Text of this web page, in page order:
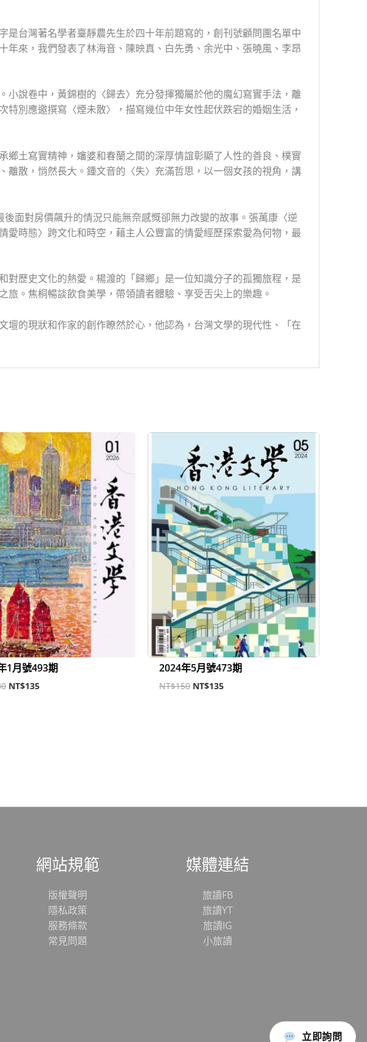
立即詢問
台灣著名學者臺靜農先生於四十年前題寫的，創刊號顧問團名單中
來，我們發表了林海音、陳映真、白先勇、余光中、張曉風、李昂
說卷中，黃錦樹的〈歸去〉充分發揮獨屬於他的魔幻寫實手法，離
別應邀撰寫〈煙未散〉，描寫幾位中年女性起伏跌宕的婚姻生活，
土寫實精神，嬸婆和春蘭之間的深厚情誼彰顯了人性的善良、樸實
散，悄然長大。鍾文音的〈失〉充滿哲思，以一個女孩的視角，講
面對房價飆升的情況只能無奈感慨卻無力改變的故事。張萬康〈逆
時態〉跨文化和時空，藉主人公豐富的情愛經歷探索愛為何物，最
歷史文化的熱愛。楊渡的「歸鄉」是一位知識分子的孤獨旅程，是
。焦桐暢談飲食美學，帶領讀者體驗、享受舌尖上的樂趣。
的現狀和作家的創作瞭然於心，他認為，台灣文學的現代性、「在
1月號493期
原
始
價
格：
NT$180。
NT$135
目
前
價
格：
NT$135。
2024年5月號473期
NT$150
始
價
格：
NT$150。
NT$135
前
價
格：
NT$135。
網站規範
版權聲明
隱私政策
服務條款
常見問題
媒體連結
旅讀FB
旅讀YT
旅讀IG
小旅讀